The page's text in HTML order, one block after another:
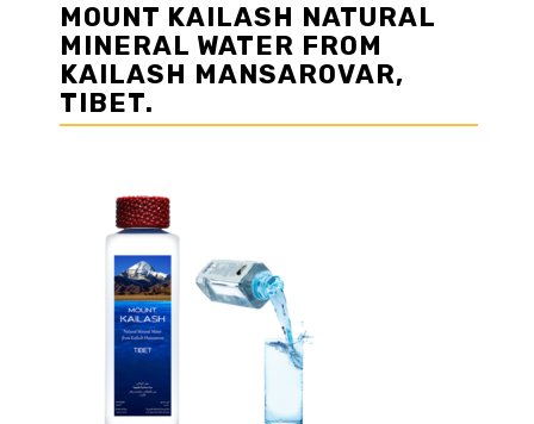
MOUNT KAILASH NATURAL
MINERAL WATER FROM
KAILASH MANSAROVAR,
TIBET.